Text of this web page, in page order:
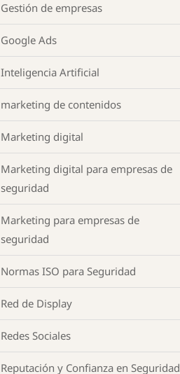
Gestión de empresas
Google Ads
Inteligencia Artificial
marketing de contenidos
Marketing digital
Marketing digital para empresas de
seguridad
Marketing para empresas de
seguridad
Normas ISO para Seguridad
Red de Display
Redes Sociales
Reputación y Confianza en Seguridad